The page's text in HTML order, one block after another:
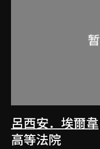
呂西安．埃爾韋
高等法院